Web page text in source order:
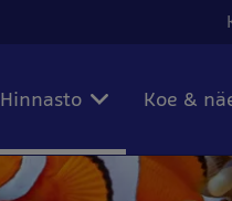
Hinnasto Koe &